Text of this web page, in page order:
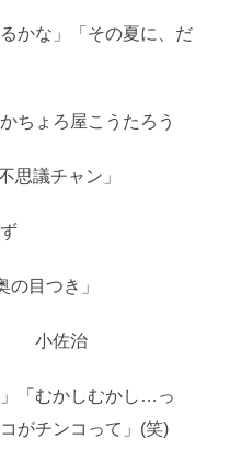
かな」「その夏に、だ
ょろ屋こうたろう
思議チャン」
の目つき」
小佐治
」「むかしむかし…っ
がチンコって」(笑)